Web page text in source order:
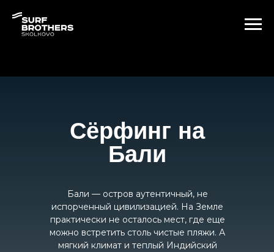
Сёрфинг на
Бали
Бали — остров аутентичный, не
испорченный цивилизацией. На Земле
практически не осталось мест, где еще
можно встретить столь чистые пляжи. А
мягкий климат и теплый Индийский